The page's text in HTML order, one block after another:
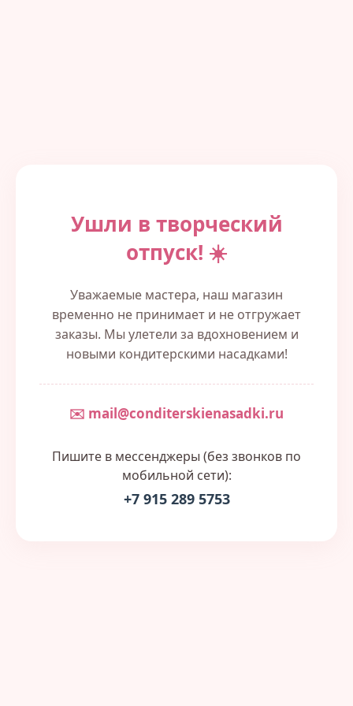
Ушли в творческий
отпуск! ☀️
Уважаемые мастера, наш магазин
временно не принимает и не отгружает
заказы. Мы улетели за вдохновением и
новыми кондитерскими насадками!
✉️ mail@conditerskienasadki.ru
Пишите в мессенджеры (без звонков по
мобильной сети):
+7 915 289 5753